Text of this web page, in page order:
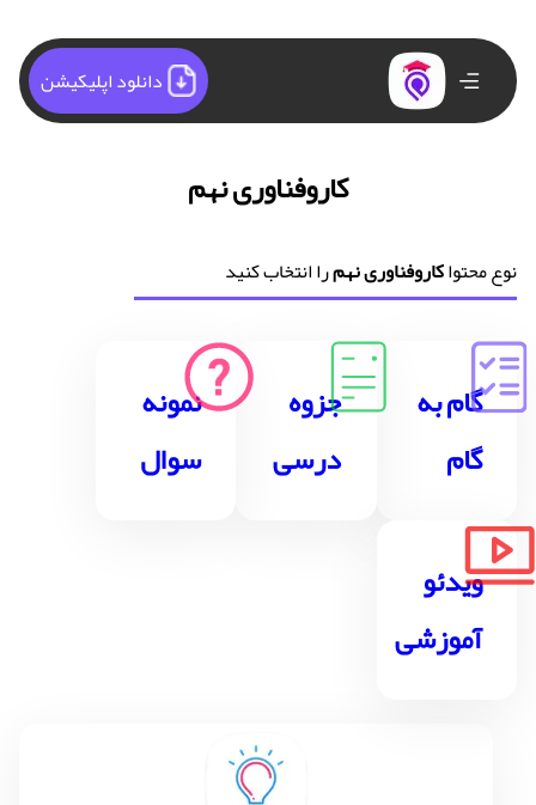
دانلود اپلیکیشن
کاروفناوری نهم
نوع محتواکاروفناوری نهمرا انتخاب کنید
گام به
گام
جزوه
درسی
نمونه
سوال
ویدئو
آموزشی